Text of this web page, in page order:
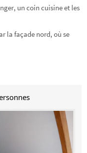
un coin cuisine et les
la façade nord, où se